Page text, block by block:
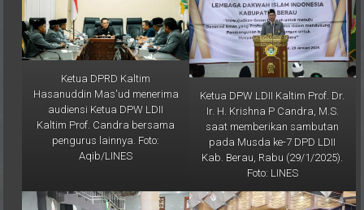
Ketua DPRD Kaltim
Hasanuddin Mas'ud menerima
audiensi Ketua DPW LDII
Kaltim Prof. Candra bersama
pengurus lainnya. Foto:
Aqib/LINES
Ketua DPW LDII Kaltim Prof. Dr.
Ir. H. Krishna P Candra, M.S.
saat memberikan sambutan
pada Musda ke-7 DPD LDII
Kab. Berau, Rabu (29/1/2025).
Foto: LINES